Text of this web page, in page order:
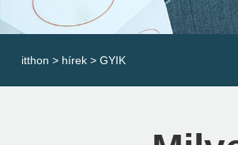
itthon > hírek> GYIK